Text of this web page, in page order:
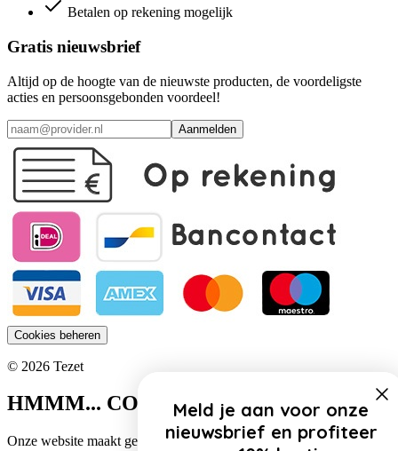
Betalen op rekening mogelijk
Gratis nieuwsbrief
Altijd op de hoogte van de nieuwste producten, de voordeligste
acties en persoonsgebonden voordeel!
Aanmelden
Cookies beheren
© 2026 Tezet
HMMM... COOKIES!
Onze website maakt gebruik van cookies. Zo gebruiken wij
Meld je aan voor onze
nieuwsbrief en profiteer